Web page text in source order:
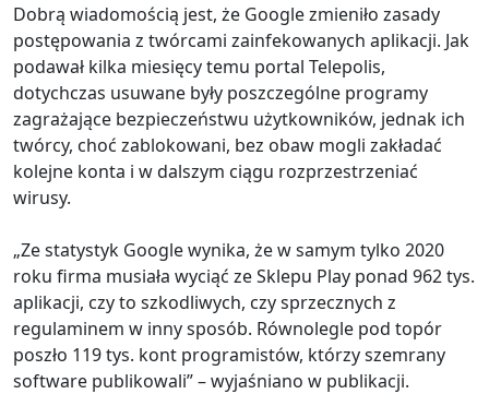
Dobrą wiadomością jest, że Google zmieniło zasady
postępowania z twórcami zainfekowanych aplikacji. Jak
podawał kilka miesięcy temu portal Telepolis,
dotychczas usuwane były poszczególne programy
zagrażające bezpieczeństwu użytkowników, jednak ich
twórcy, choć zablokowani, bez obaw mogli zakładać
kolejne konta i w dalszym ciągu rozprzestrzeniać
wirusy.
„Ze statystyk Google wynika, że w samym tylko 2020
roku firma musiała wyciąć ze Sklepu Play ponad 962 tys.
aplikacji, czy to szkodliwych, czy sprzecznych z
regulaminem w inny sposób. Równolegle pod topór
poszło 119 tys. kont programistów, którzy szemrany
software publikowali” – wyjaśniano w publikacji.